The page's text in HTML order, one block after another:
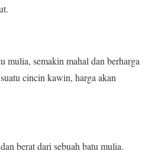
mulia, semakin mahal dan berharga
cincin kawin, harga akan
berat dari sebuah batu mulia.